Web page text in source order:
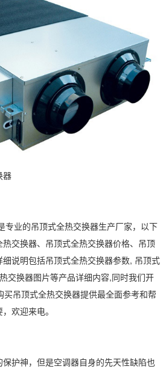
器
专业的吊顶式全热交换器生产厂家，以下
交换器、吊顶式全热交换器价格、吊顶
说明包括吊顶式全热交换器参数, 吊顶式
交换器图片等产品详细内容,同时我们开
吊顶式全热交换器提供最全面参考和帮
欢迎来电。
护神，但是空调器自身的先天性缺陷也